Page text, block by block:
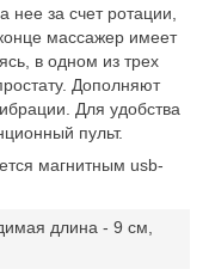
за счет ротации,
массажер имеет
в одном из трех
Дополняют
Для удобства
пульт.
магнитным usb-
длина - 9 см,